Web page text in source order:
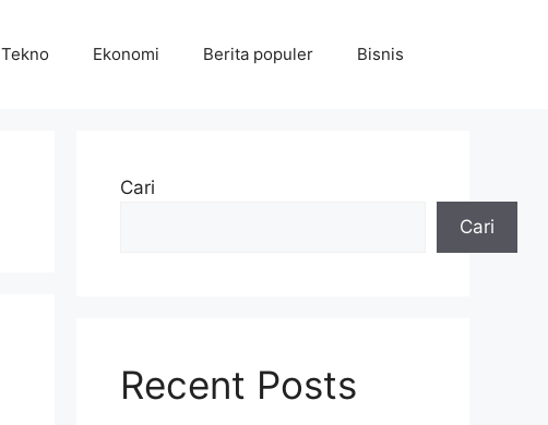
Tekno Ekonomi Berita populer Bisnis
Cari
Cari
Recent Posts